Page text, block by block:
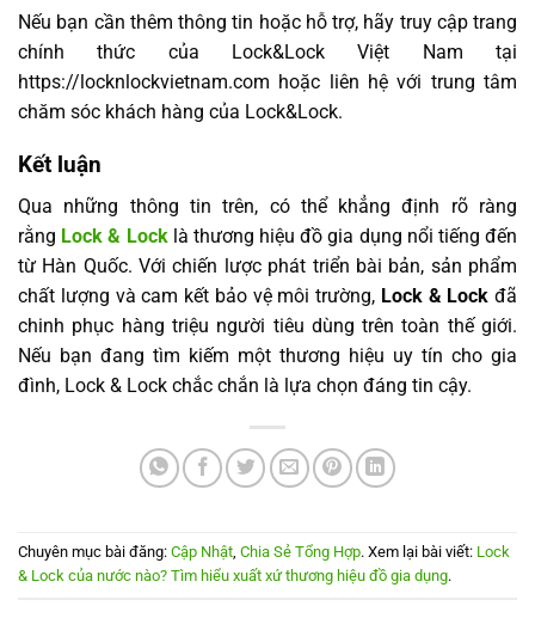
Nếu bạn cần thêm thông tin hoặc hỗ trợ, hãy truy cập trang
chính thức của Lock&Lock Việt Nam tại
https://locknlockvietnam.com hoặc liên hệ với trung tâm
chăm sóc khách hàng của Lock&Lock.
Kết luận
Qua những thông tin trên, có thể khẳng định rõ ràng
rằng Lock & Lock là thương hiệu đồ gia dụng nổi tiếng đến
từ Hàn Quốc. Với chiến lược phát triển bài bản, sản phẩm
chất lượng và cam kết bảo vệ môi trường, Lock & Lock đã
chinh phục hàng triệu người tiêu dùng trên toàn thế giới.
Nếu bạn đang tìm kiếm một thương hiệu uy tín cho gia
đình, Lock & Lock chắc chắn là lựa chọn đáng tin cậy.
Chuyên mục bài đăng: Cập Nhật, Chia Sẻ Tổng Hợp. Xem lại bài viết: Lock
& Lock của nước nào? Tìm hiểu xuất xứ thương hiệu đồ gia dụng.